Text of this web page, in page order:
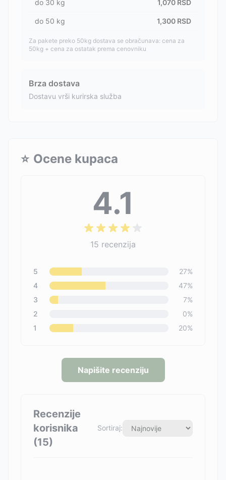
do 30 kg 1,070 RSD
do 50 kg 1,300 RSD
Za pakete preko 50kg dostava se obračunava: cena za
50kg + cena za ostatak prema cenovniku
Brza dostava
Dostavu vrši kurirska služba
⭐ Ocene kupaca
4.1
15 recenzija
5 27%
4
47%
3
7%
2
0%
1
20%
Napišite recenziju
Recenzije
korisnika
(15)
Sortiraj: